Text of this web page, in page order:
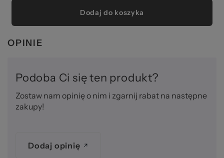
Dodaj do koszyka
OPINIE
Podoba Ci się ten produkt?
Zostaw nam opinię o nim i zgarnij rabat na następne
zakupy!
Dodaj opinię